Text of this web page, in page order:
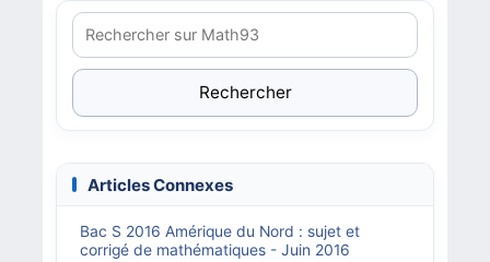
Rechercher
Articles Connexes
Bac S 2016 Amérique du Nord : sujet et
corrigé de mathématiques - Juin 2016